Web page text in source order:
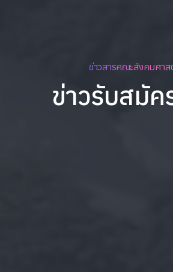
ข่าวสารคณะสังคมศาส
ข่าวรับสมัค